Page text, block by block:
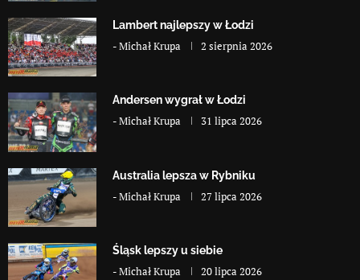
Lambert najlepszy w Łodzi
-Michał Krupa 2 sierpnia 2026
Andersen wygrał w Łodzi
-Michał Krupa 31 lipca 2026
Australia lepsza w Rybniku
-Michał Krupa 27 lipca 2026
Śląsk lepszy u siebie
-Michał Krupa 20 lipca 2026